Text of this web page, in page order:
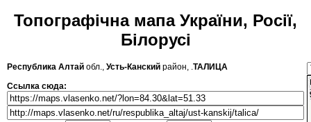
Топографічна мапа України, Росії,
Білорусі
Республика Алтай обл., Усть-Канский район, .ТАЛИЦА
Ссылка сюда: